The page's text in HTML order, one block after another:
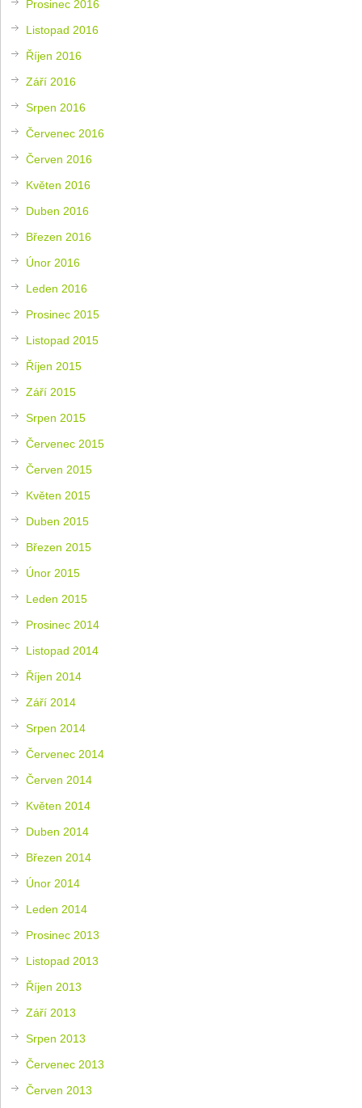
Prosinec 2016
Listopad 2016
Říjen 2016
Září 2016
Srpen 2016
Červenec 2016
Červen 2016
Květen 2016
Duben 2016
Březen 2016
Únor 2016
Leden 2016
Prosinec 2015
Listopad 2015
Říjen 2015
Září 2015
Srpen 2015
Červenec 2015
Červen 2015
Květen 2015
Duben 2015
Březen 2015
Únor 2015
Leden 2015
Prosinec 2014
Listopad 2014
Říjen 2014
Září 2014
Srpen 2014
Červenec 2014
Červen 2014
Květen 2014
Duben 2014
Březen 2014
Únor 2014
Leden 2014
Prosinec 2013
Listopad 2013
Říjen 2013
Září 2013
Srpen 2013
Červenec 2013
Červen 2013